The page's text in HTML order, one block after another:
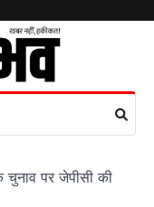
पर जेपीसी की